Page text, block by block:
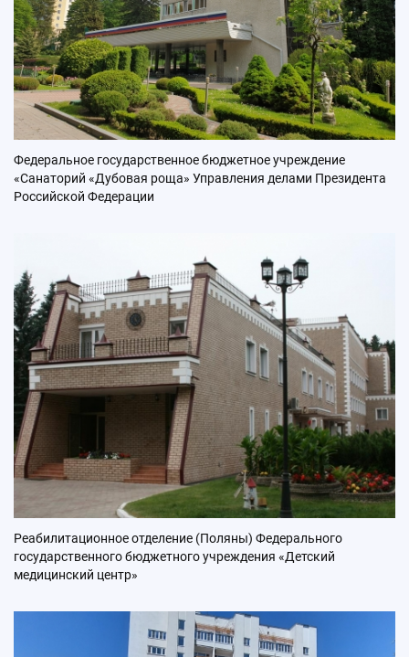
Федеральное государственное бюджетное учреждение
«Санаторий «Дубовая роща» Управления делами Президента
Российской Федерации
Реабилитационное отделение (Поляны) Федерального
государственного бюджетного учреждения «Детский
медицинский центр»